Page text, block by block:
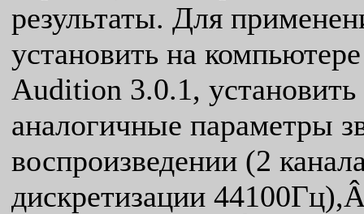
результаты. Для
установить на
Audition 3.0.1,
аналогичные параметры
воспроизведении (2
дискретизации